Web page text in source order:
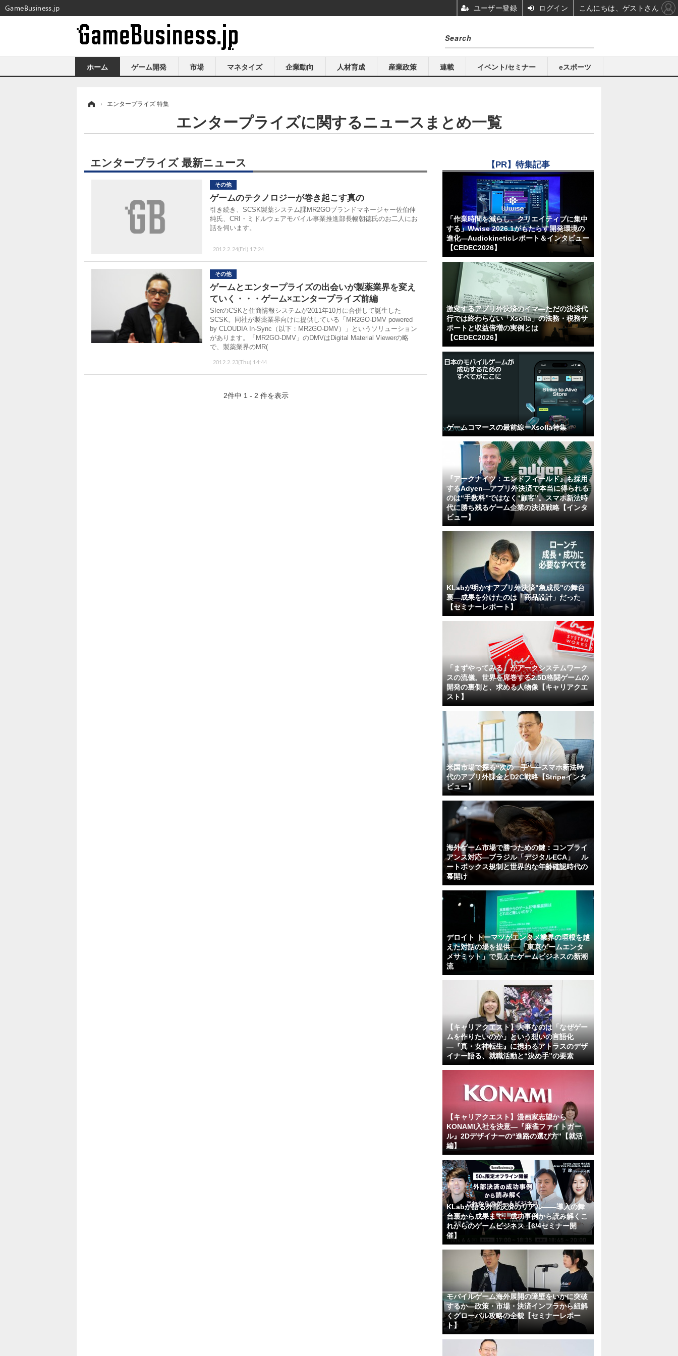
ホーム ゲーム開発 市場 マネタイズ 企業動向 人材育成 産業政策 連載 イベント/セミナー eスポーツ
› エンタープライズ 特集
エンタープライズに関するニュースまとめ一覧
エンタープライズ 最新ニュース
その他
2012.2.24(Fri) 17:24
ゲームのテクノロジーが巻き起こす真の
引き続き、SCSK製薬システム課MR2GOブランドマネージャー佐伯伸
純氏、CRI・ミドルウェアモバイル事業推進部長幅朝徳氏のお二人にお
話を伺います。
その他
2012.2.23(Thu) 14:44
ゲームとエンタープライズの出会いが製薬業界を変え
ていく・・・ゲーム×エンタープライズ前編
SIerのCSKと住商情報システムが2011年10月に合併して誕生した
SCSK。同社が製薬業界向けに提供している「MR2GO-DMV powered
by CLOUDIA In-Sync（以下：MR2GO-DMV）」というソリューション
があります。「MR2GO-DMV」のDMVはDigital Material Viewerの略
で、製薬業界のMR(
2件中 1 - 2 件を表示
【PR】特集記事
「作業時間を減らし、クリエイティブに集中
する」Wwise 2026.1がもたらす開発環境の
進化―Audiokineticレポート＆インタビュー
【CEDEC2026】
激変するアプリ外決済のイマ―ただの決済代
行では終わらない「Xsolla」の法務・税務サ
ポートと収益倍増の実例とは
【CEDEC2026】
ゲームコマースの最前線ーXsolla特集
『アークナイツ：エンドフィールド』も採用
するAdyen―アプリ外決済で本当に得られる
のは“手数料”ではなく“顧客”。スマホ新法時
代に勝ち残るゲーム企業の決済戦略【インタ
ビュー】
KLabが明かすアプリ外決済"急成長"の舞台
裏―成果を分けたのは「商品設計」だった
【セミナーレポート】
「まずやってみる」がアークシステムワーク
スの流儀。世界を席巻する2.5D格闘ゲームの
開発の裏側と、求める人物像【キャリアクエ
スト】
米国市場で探る“次の一手”──スマホ新法時
代のアプリ外課金とD2C戦略【Stripeインタ
ビュー】
海外ゲーム市場で勝つための鍵：コンプライ
アンス対応—ブラジル「デジタルECA」 ル
ートボックス規制と世界的な年齢確認時代の
幕開け
デロイト トーマツがエンタメ業界の垣根を越
えた対話の場を提供──「東京ゲームエンタ
メサミット」で見えたゲームビジネスの新潮
流
【キャリアクエスト】大事なのは「なぜゲー
ムを作りたいのか」という想いの言語化
―『真・女神転生』に携わるアトラスのデザ
イナー語る、就職活動と“決め手”の要素
【キャリアクエスト】漫画家志望から
KONAMI入社を決意―『麻雀ファイトガー
ル』2Dデザイナーの“進路の選び方”【就活
編】
KLabが語る外部決済のリアル――導入の舞
台裏から成果まで、成功事例から読み解くこ
れからのゲームビジネス【6/4セミナー開
催】
モバイルゲーム海外展開の障壁をいかに突破
するか―政策・市場・決済インフラから紐解
くグローバル攻略の全貌【セミナーレポー
ト】
GameBusiness.jp ユーザー登録 ログイン こんにちは、ゲストさん